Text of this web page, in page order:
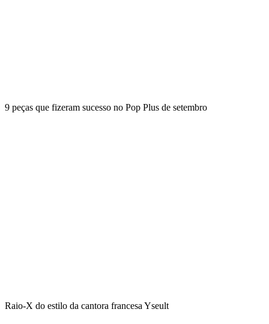
9 peças que fizeram sucesso no Pop Plus de setembro
Raio-X do estilo da cantora francesa Yseult